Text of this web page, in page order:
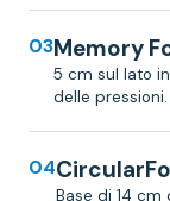
03Memory
5 cm sul lato
delle pressioni.
04
Base di 14